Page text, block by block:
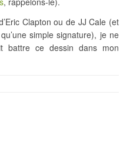
Clapton ou de JJ Cale (et
simple signature), je ne
battre ce dessin dans mon